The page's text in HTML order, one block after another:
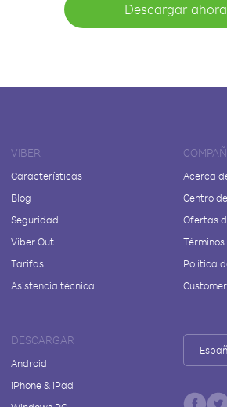
Descargar ahora
VIBER
Características
Blog
Seguridad
Viber Out
Tarifas
Asistencia técnica
Acerca
Centro
Ofertas
Política
DESCARGAR
Android
iPhone & iPad